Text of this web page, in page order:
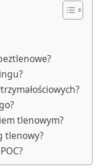
tlenowym?
tlenowy?